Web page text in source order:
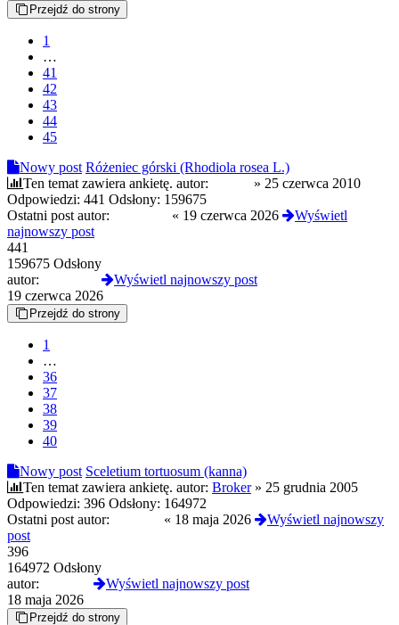
Przejdź do strony
1
…
41
42
43
44
45
Nowy post Różeniec górski (Rhodiola rosea L.)
Ten temat zawiera ankietę. autor: » 25 czerwca 2010
Odpowiedzi: 441 Odsłony: 159675
Ostatni post autor:
« 19 czerwca 2026
Wyświetl
najnowszy post
441
159675 Odsłony
autor:
Wyświetl najnowszy post
19 czerwca 2026
Przejdź do strony
1
…
36
37
38
39
40
Nowy post Sceletium tortuosum (kanna)
Ten temat zawiera ankietę. autor: Broker» 25 grudnia 2005
Odpowiedzi: 396 Odsłony: 164972
Ostatni post autor:
« 18 maja 2026
Wyświetl najnowszy
post
396
164972 Odsłony
autor:
Wyświetl najnowszy post
18 maja 2026
Przejdź do strony